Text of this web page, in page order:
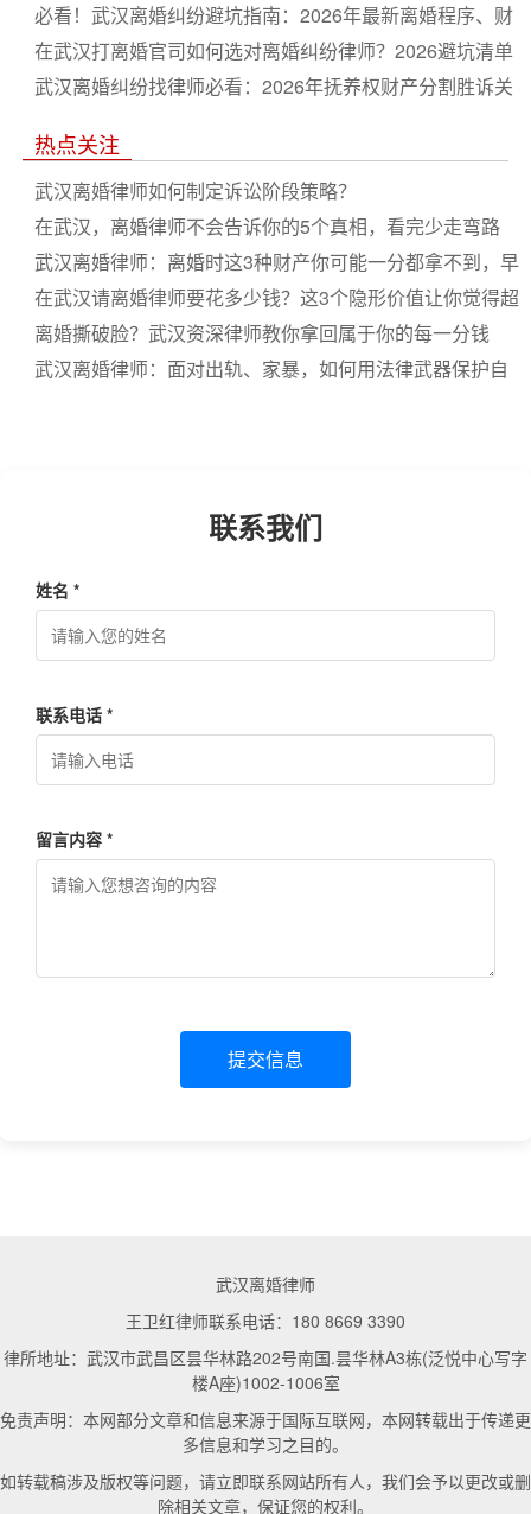
排名推荐
必看！武汉离婚纠纷避坑指南：2026年最新离婚程序、财
产分割及抚养权争夺深度解析
在武汉打离婚官司如何选对离婚纠纷律师？2026避坑清单
与谈判技巧合集
武汉离婚纠纷找律师必看：2026年抚养权财产分割胜诉关
热点关注
武汉离婚律师如何制定诉讼阶段策略？
在武汉，离婚律师不会告诉你的5个真相，看完少走弯路
武汉离婚律师：离婚时这3种财产你可能一分都拿不到，早
点知道不吃亏
在武汉请离婚律师要花多少钱？这3个隐形价值让你觉得超
值
离婚撕破脸？武汉资深律师教你拿回属于你的每一分钱
武汉离婚律师：面对出轨、家暴，如何用法律武器保护自
联系我们
姓名 *
联系电话 *
留言内容 *
提交信息
武汉离婚律师
王卫红律师联系电话：180 8669 3390
律所地址：武汉市武昌区昙华林路202号南国.昙华林A3栋(泛悦中心写字
楼A座)1002-1006室
免责声明：本网部分文章和信息来源于国际互联网，本网转载出于传递更
多信息和学习之目的。
如转载稿涉及版权等问题，请立即联系网站所有人，我们会予以更改或删
除相关文章，保证您的权利。